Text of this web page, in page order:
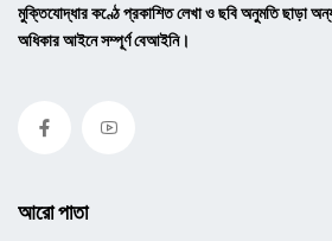
মুক্তিযোদ্ধার কণ্ঠে প্রকাশিত লেখা ও ছবি অনুমতি ছাড়া
অধিকার আইনে সম্পূর্ণ বেআইনি।
আরো পাতা